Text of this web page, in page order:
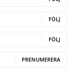
FÖLJ
FÖLJ
PRENUMERERA